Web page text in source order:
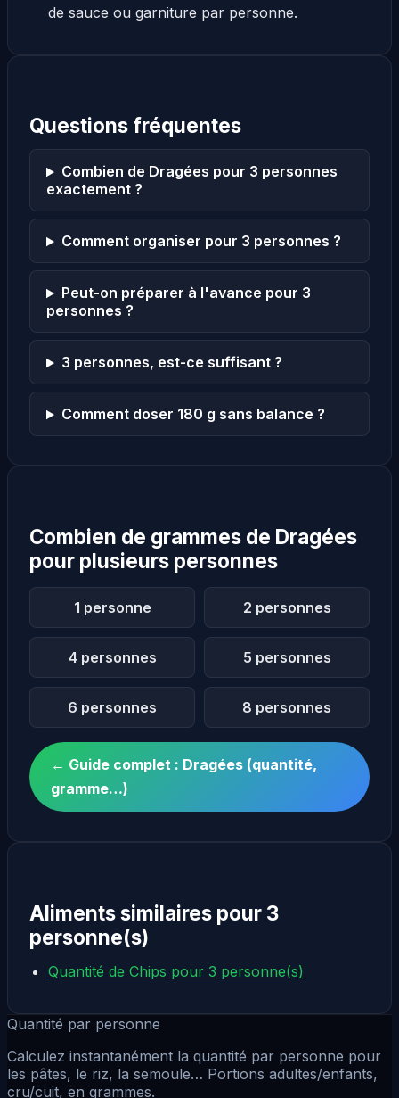
de sauce ou garniture par personne.
Questions fréquentes
Combien de Dragées pour 3 personnes
exactement ?
Comment organiser pour 3 personnes ?
Peut-on préparer à l'avance pour 3
personnes ?
3 personnes, est-ce suffisant ?
Comment doser 180 g sans balance ?
Combien de grammes de Dragées
pour plusieurs personnes
1 personne 2 personnes
4 personnes 5 personnes
6 personnes 8 personnes
← Guide complet : Dragées (quantité,
gramme…)
Aliments similaires pour 3
personne(s)
Quantité de Chips pour 3 personne(s)
Quantité par personne
Calculez instantanément la quantité par personne pour
les pâtes, le riz, la semoule… Portions adultes/enfants,
cru/cuit, en grammes.